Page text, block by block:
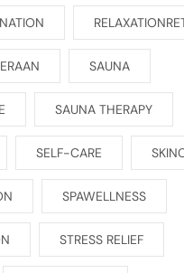
SAUNA
SAUNA THERAPY
SELF-CARE
SPAWELLNESS
STRESS RELIEF